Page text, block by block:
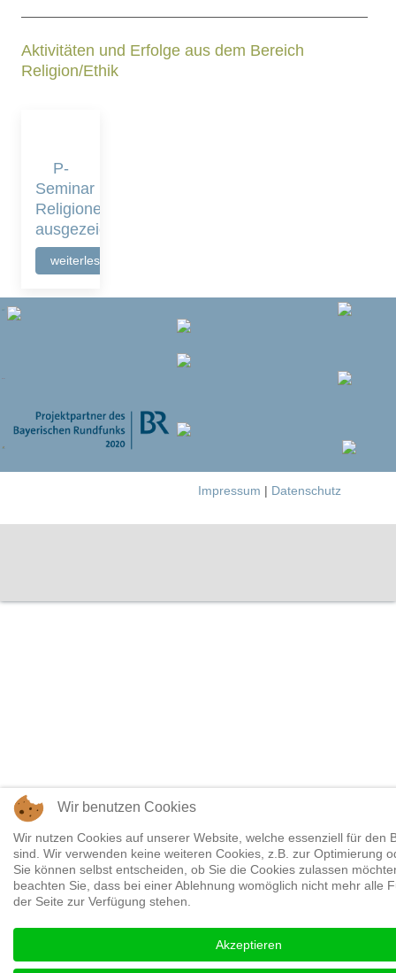
Aktivitäten und Erfolge aus dem Bereich
Religion/Ethik
P-
Seminar
Religionenreise
ausgezeichnet
weiterlesen
Impressum | Datenschutz
Wir benutzen Cookies
Wir nutzen Cookies auf unserer Website, welche essenziell für den
sind. Wir verwenden keine weiteren Cookies, z.B. zur Optimierung
Sie können selbst entscheiden, ob Sie die Cookies zulassen
beachten Sie, dass bei einer Ablehnung womöglich nicht mehr alle
der Seite zur Verfügung stehen.
Akzeptieren